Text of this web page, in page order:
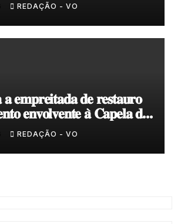
REDAÇÃO - VO
𝐚 𝐞𝐦𝐩𝐫𝐞𝐢𝐭𝐚𝐝𝐚 𝐝𝐞 𝐫𝐞𝐬𝐭𝐚𝐮𝐫𝐨
𝐞𝐧𝐯𝐨𝐥𝐯𝐞𝐧𝐭𝐞 𝐚̀ 𝐂𝐚𝐩𝐞𝐥𝐚 𝐝𝐞
REDAÇÃO - VO